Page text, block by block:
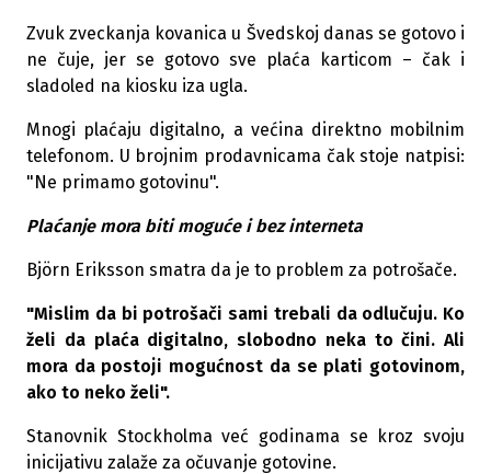
Zvuk zveckanja kovanica u Švedskoj danas se gotovo i
ne čuje, jer se gotovo sve plaća karticom – čak i
sladoled na kiosku iza ugla.
Mnogi plaćaju digitalno, a većina direktno mobilnim
telefonom. U brojnim prodavnicama čak stoje natpisi:
"Ne primamo gotovinu".
Plaćanje mora biti moguće i bez interneta
Björn Eriksson smatra da je to problem za potrošače.
"Mislim da bi potrošači sami trebali da odlučuju. Ko
želi da plaća digitalno, slobodno neka to čini. Ali
mora da postoji mogućnost da se plati gotovinom,
ako to neko želi".
Stanovnik Stockholma već godinama se kroz svoju
inicijativu zalaže za očuvanje gotovine.